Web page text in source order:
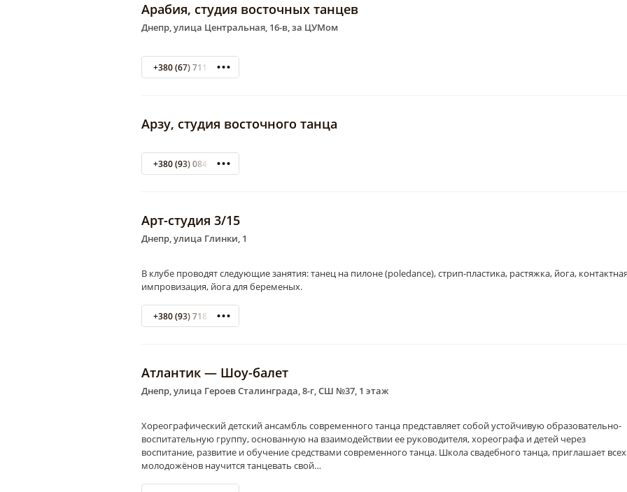
Арабия, студия восточных танцев
Днепр, улица Центральная, 16-в, за ЦУМом
+380 (67) 711-86-52
Арзу, студия восточного танца
+380 (93) 084-95-75
Арт-студия 3/15
Днепр, улица Глинки, 1
В клубе проводят следующие занятия: танец на пилоне (poledance), стрип-пластика, растяжка, йога,
импровизация, йога для беременых.
+380 (93) 718-40-93 Анна
Атлантик — Шоу-балет
Днепр, улица Героев Сталинграда, 8-г, СШ №37, 1 этаж
Хореографический детский ансамбль современного танца представляет собой устойчивую образовательно-
воспитательную группу, основанную на взаимодействии ее руководителя, хореографа и детей через
воспитание, развитие и обучение средствами современного танца. Школа свадебного танца, приглашает всех
молодожёнов научится танцевать свой…